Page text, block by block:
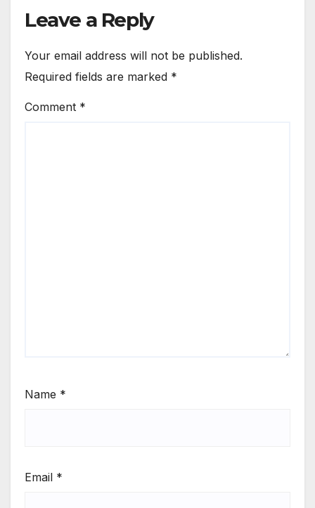
Leave a Reply
Your email address will not be published.
Required fields are marked *
Comment *
Name *
Email *